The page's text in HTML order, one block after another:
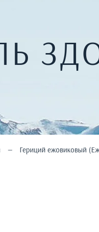
Гериций ежовиковый